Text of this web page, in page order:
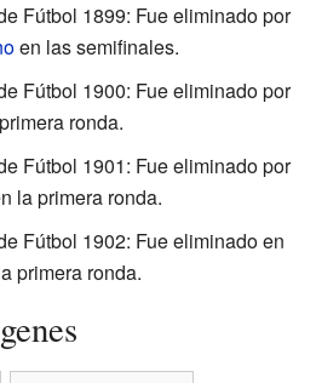
Fútbol 1899: Fue eliminado por
en las semifinales.
Fútbol 1900: Fue eliminado por
ronda.
Fútbol 1901: Fue eliminado por
la primera ronda.
Fútbol 1902: Fue eliminado en
primera ronda.